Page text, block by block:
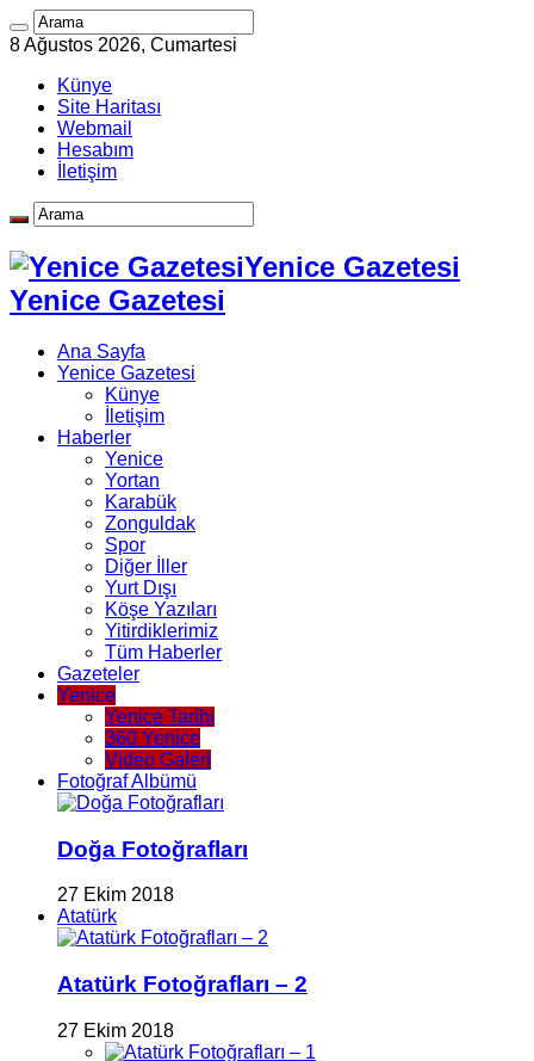
8 Ağustos 2026, Cumartesi
Künye
Site Haritası
Webmail
Hesabım
İletişim
Yenice Gazetesi
Yenice Gazetesi
Ana Sayfa
Yenice Gazetesi
Künye
İletişim
Haberler
Yenice
Yortan
Karabük
Zonguldak
Spor
Diğer İller
Yurt Dışı
Köşe Yazıları
Yitirdiklerimiz
Tüm Haberler
Gazeteler
Yenice
Yenice Tarihi
360 Yenice
Video Galeri
Fotoğraf Albümü
Doğa Fotoğrafları
27 Ekim 2018
Atatürk
Atatürk Fotoğrafları – 2
27 Ekim 2018